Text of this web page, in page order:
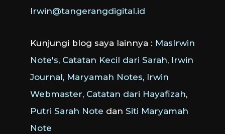
Irwin@tangerangdigital.id
Kunjungi blog saya lainnya : MasIrwin
Note's, Catatan Kecil dari Sarah, Irwin
Journal, Maryamah Notes, Irwin
Webmaster, Catatan dari Hayafizah,
Putri Sarah Note dan Siti Maryamah
Note